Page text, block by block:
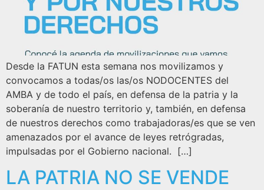
Desde la FATUN esta semana nos movilizamos y
convocamos a todas/os las/os NODOCENTES del
AMBA y de todo el país, en defensa de la patria y la
soberanía de nuestro territorio y, también, en defensa
de nuestros derechos como trabajadoras/es que se ven
amenazados por el avance de leyes retrógradas,
impulsadas por el Gobierno nacional. […]
LA PATRIA NO SE VENDE